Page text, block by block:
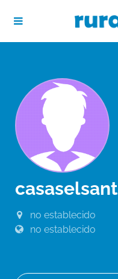
no establecido
no establecido